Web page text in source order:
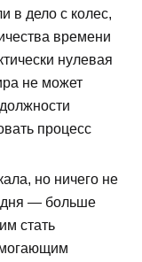
в дело с колес,
времени
нулевая
не может
процесс
но ничего не
— больше
стать